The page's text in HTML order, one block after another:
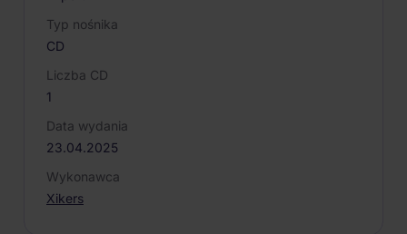
Typ nośnika
CD
Liczba CD
1
Data wydania
23.04.2025
Wykonawca
Xikers